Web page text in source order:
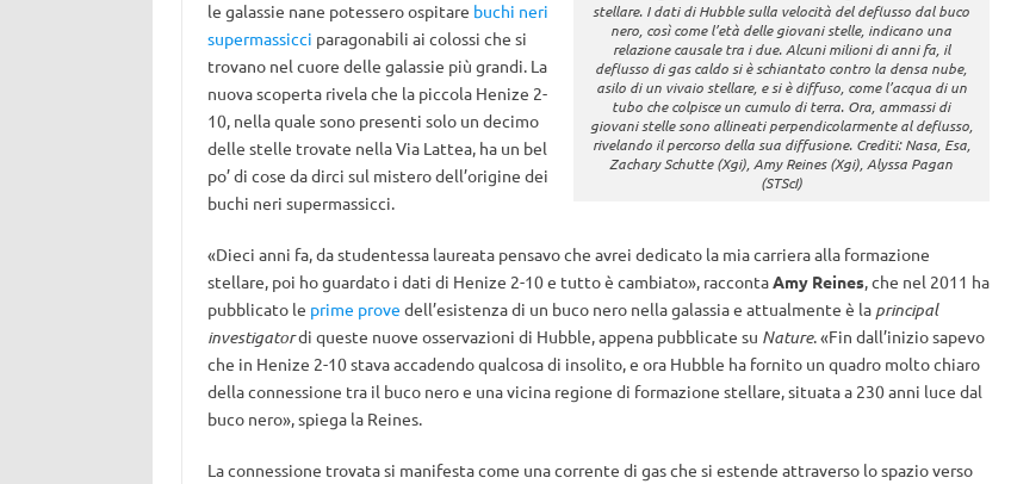
stellare. I dati di Hubble sulla velocità del deflusso dal buco
nero, così come l’età delle giovani stelle, indicano una
relazione causale tra i due. Alcuni milioni di anni fa, il
deflusso di gas caldo si è schiantato contro la densa nube,
asilo di un vivaio stellare, e si è diffuso, come l’acqua di un
tubo che colpisce un cumulo di terra. Ora, ammassi di
giovani stelle sono allineati perpendicolarmente al deflusso,
rivelando il percorso della sua diffusione. Crediti: Nasa, Esa,
Zachary Schutte (Xgi), Amy Reines (Xgi), Alyssa Pagan
(STScI)
le galassie nane potessero ospitare buchi neri
supermassicci paragonabili ai colossi che si
trovano nel cuore delle galassie più grandi. La
nuova scoperta rivela che la piccola Henize 2-
10, nella quale sono presenti solo un decimo
delle stelle trovate nella Via Lattea, ha un bel
po’ di cose da dirci sul mistero dell’origine dei
buchi neri supermassicci.
«Dieci anni fa, da studentessa laureata pensavo che avrei dedicato la mia carriera alla formazione
stellare, poi ho guardato i dati di Henize 2-10 e tutto è cambiato», raccontaAmy Reines, che nel 2011 ha
pubblicato le prime prove dell’esistenza di un buco nero nella galassia e attualmente è la principal
investigatordi queste nuove osservazioni di Hubble, appena pubblicate su Nature. «Fin dall’inizio sapevo
che in Henize 2-10 stava accadendo qualcosa di insolito, e ora Hubble ha fornito un quadro molto chiaro
della connessione tra il buco nero e una vicina regione di formazione stellare, situata a 230 anni luce dal
buco nero», spiega la Reines.
La connessione trovata si manifesta come una corrente di gas che si estende attraverso lo spazio verso